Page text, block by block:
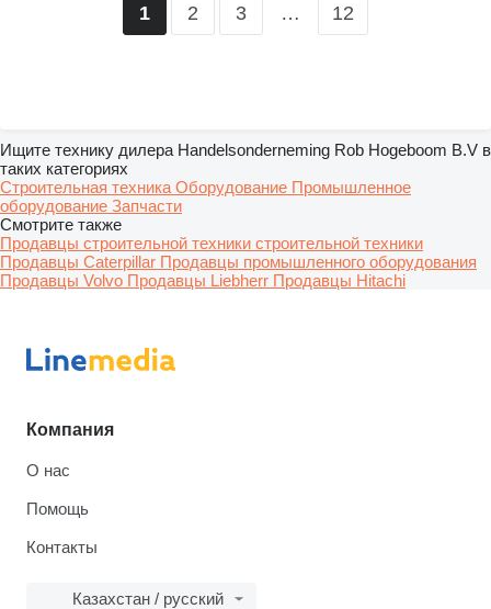
1 2 3 … 12
Ищите технику дилера Handelsonderneming Rob Hogeboom B.V в
таких категориях
Строительная техника Оборудование Промышленное
оборудование Запчасти
Смотрите также
Продавцы строительной техники строительной техники
Продавцы Caterpillar Продавцы промышленного оборудования
Продавцы Volvo Продавцы Liebherr Продавцы Hitachi
Компания
О нас
Помощь
Контакты
Казахстан / русский